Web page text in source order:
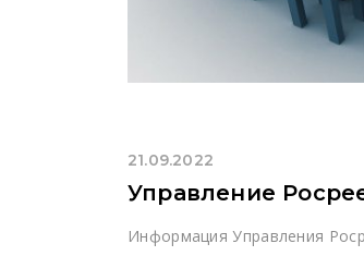
21.09.2022
Управление
Информация Управления